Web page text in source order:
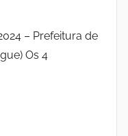
– Prefeitura de
Os 4